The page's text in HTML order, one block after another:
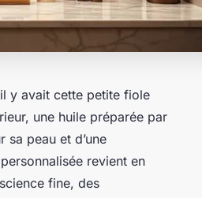
y avait cette petite fiole
une huile préparée par
sa peau et d’une
revient en
fine, des